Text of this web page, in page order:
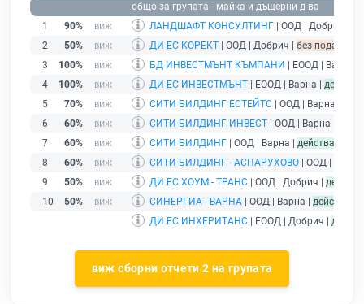
общо за групата - майка и дъщерни д-ва
1
90% ЛАНДШАФТ КОНСУЛТИНГ | ООД | Добрич |
2
50% ДИ ЕС КОРЕКТ | ООД | Добрич | без подаден
3
100% БД ИНВЕСТМЪНТ КЪМПАНИ | ЕООД | Варна |
4
100% ДИ ЕС ИНВЕСТМЪНТ | ЕООД | Варна |
5
70% СИТИ БИЛДИНГ ЕСТЕЙТС | ООД | Варна |
6
60% СИТИ БИЛДИНГ ИНВЕСТ | ООД | Варна |
7
60% СИТИ БИЛДИНГ | ООД | Варна | действащ
8
60% СИТИ БИЛДИНГ - АСПАРУХОВО | ООД |
9
50% ДИ ЕС ХОУМ - ТРАНС | ООД | Добрич |
10
50% СИНЕРГИА - ВАРНА | ООД | Варна | действащ
ДИ ЕС ИНХЕРИТАНС | ЕООД | Добрич |
виж сборни отчети 2 на групата